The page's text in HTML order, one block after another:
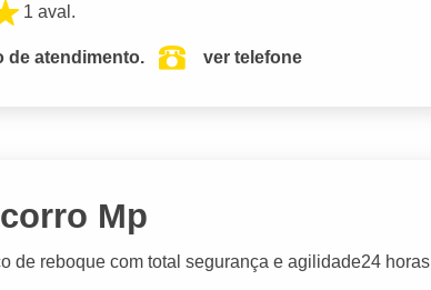
1 aval.
de atendimento. ver telefone
Mp
de reboque com total segurança e agilidade24 horas